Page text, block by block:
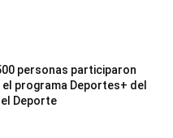
personas participaron
programa Deportes+ del
Deporte